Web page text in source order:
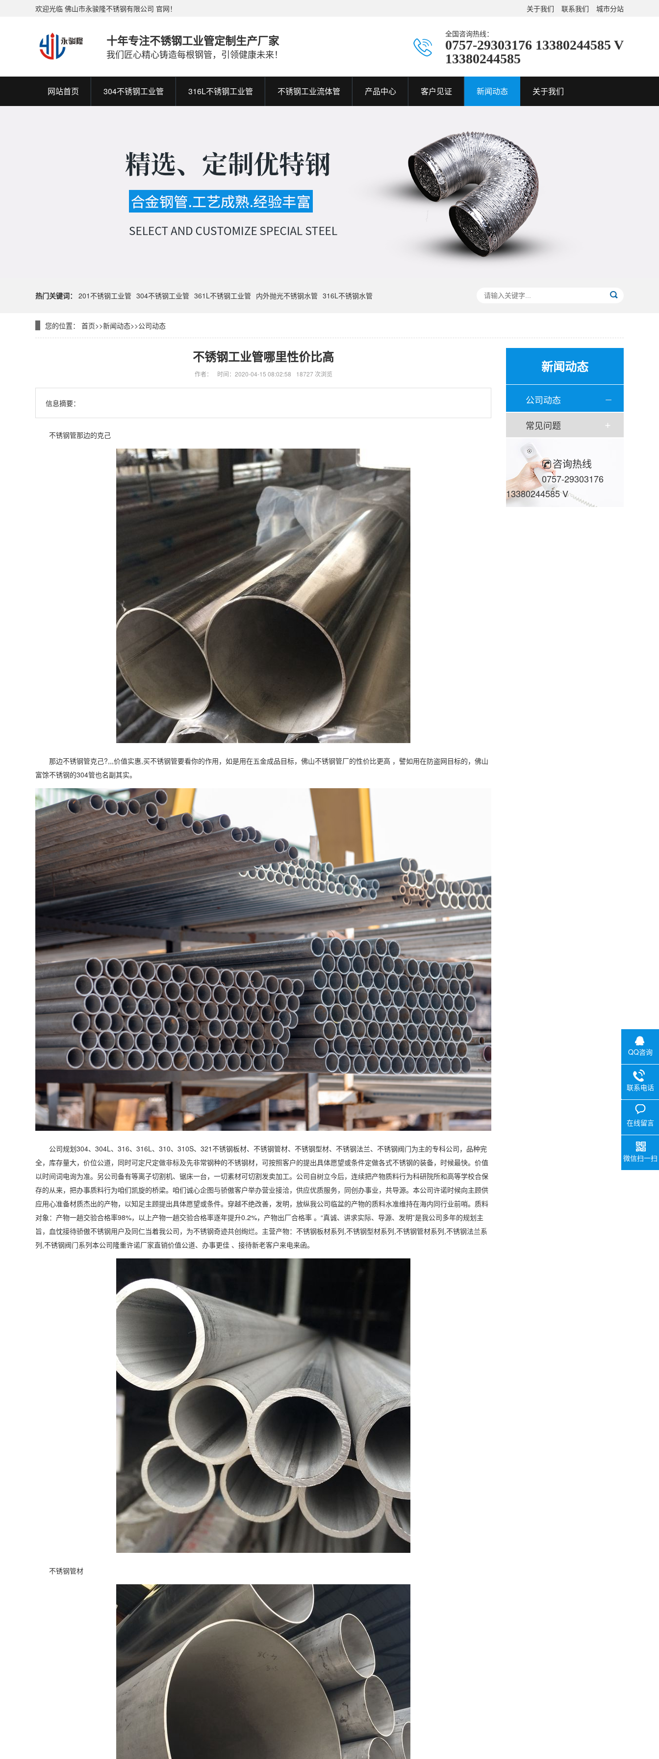
关于我们 联系我们 城市分站
欢迎光临 佛山市永骏隆不锈钢有限公司 官网！
十年专注不锈钢工业管定制生产厂家
我们匠心精心铸造每根钢管，引领健康未来！
全国咨询热线：
0757-29303176 13380244585 V
13380244585
网站首页 304不锈钢工业管 316L不锈钢工业管 不锈钢工业流体管 产品中心 客户见证 新闻动态 关于我们
热门关键词： 201不锈钢工业管 304不锈钢工业管 361L不锈钢工业管 内外抛光不锈钢水管 316L不锈钢水管
您的位置： 首页>>新闻动态>>公司动态
新闻动态
公司动态
常见问题
咨询热线
0757-29303176
13380244585 V
不锈钢工业管哪里性价比高
作者： 时间：2020-04-15 08:02:58 18727 次浏览
信息摘要：
不锈钢管那边的克己
那边不锈钢管克己?,,,价值实惠,买不锈钢管要看你的作用，如是用在五金成品目标，佛山不锈钢管厂的性价比更高 ，譬如用在防盗网目标的，佛山
富馀不锈钢的304管也名副其实。
公司规划304、304L、316、316L、310、310S、321不锈钢板材、不锈钢管材、不锈钢型材、不锈钢法兰、不锈钢阀门为主的专科公司，品种完
全，库存量大，价位公道，同时可定尺定做非标及先非常钢种的不锈钢材，可按照客户的提出具体愿望或条件定做各式不锈钢的装备，时候最快。价值
以时间词电询为准。另公司备有等离子切割机、锯床一台，一切素材可切割发卖加工。公司自树立今后，连续把产物质料行为科研院所和高等学校合保
存的从来，把办事质料行为咱们凯旋的桥梁。咱们诚心企图与骄傲客户举办营业接洽，供应优质服务，同创办事业，共导源。本公司许诺时候向主顾供
应用心准备材质杰出的产物，以知足主顾提出具体愿望或条件。穿越不绝改善，发明，放纵我公司临盆的产物的质料水准维持在海内同行业前哨。质料
对象：产物一趟交验合格率98%，以上产物一趟交验合格率逐年提升0.2%，产物出厂合格率 。“真诚、讲求实际、导源、发明”是我公司多年的规划主
旨，血忱接待骄傲不锈钢用户及同仁当着我公司，为不锈钢奇迹共创绚烂。主营产物：不锈钢板材系列,不锈钢型材系列,不锈钢管材系列,不锈钢法兰系
列,不锈钢阀门系列本公司隆重许诺厂家直销价值公道、办事更佳 、接待新老客户来电来函。
不锈钢管材
QQ咨询
联系电话
0757-
在线留言
微信扫一扫